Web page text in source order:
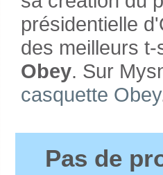
présidentielle
des meilleurs
Obey. Sur
casquette Obey
Pas de